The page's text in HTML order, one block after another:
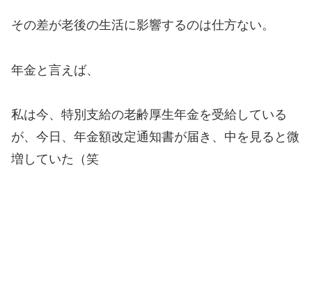
その差が老後の生活に影響するのは仕方ない。
年金と言えば、
私は今、特別支給の老齢厚生年金を受給している
が、今日、年金額改定通知書が届き、中を見ると微
増していた（笑